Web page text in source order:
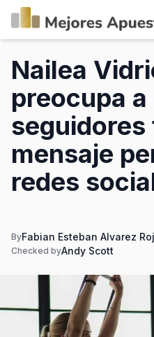
Nailea
preocupa a
seguidores
mensaje
redes
ByFabian Esteban Alvarez
Checked byAndy Scott